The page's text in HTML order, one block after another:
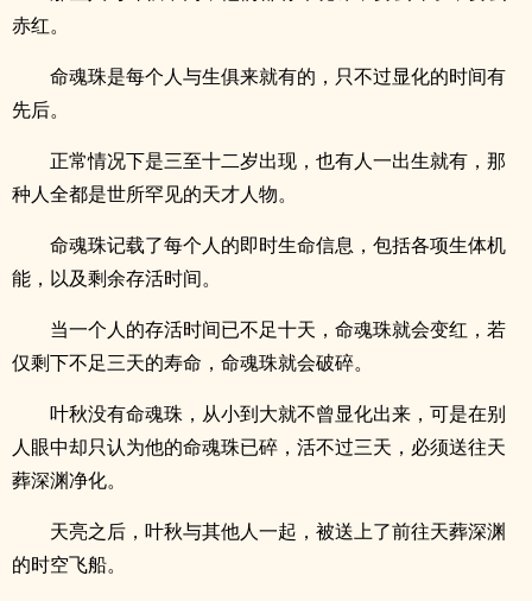
赤红。
命魂珠是每个人与生俱来就有的，只不过显化的时间有
先后。
正常情况下是三至十二岁出现，也有人一出生就有，那
种人全都是世所罕见的天才人物。
命魂珠记载了每个人的即时生命信息，包括各项生体机
能，以及剩余存活时间。
当一个人的存活时间已不足十天，命魂珠就会变红，若
仅剩下不足三天的寿命，命魂珠就会破碎。
叶秋没有命魂珠，从小到大就不曾显化出来，可是在别
人眼中却只认为他的命魂珠已碎，活不过三天，必须送往天
葬深渊净化。
天亮之后，叶秋与其他人一起，被送上了前往天葬深渊
的时空飞船。